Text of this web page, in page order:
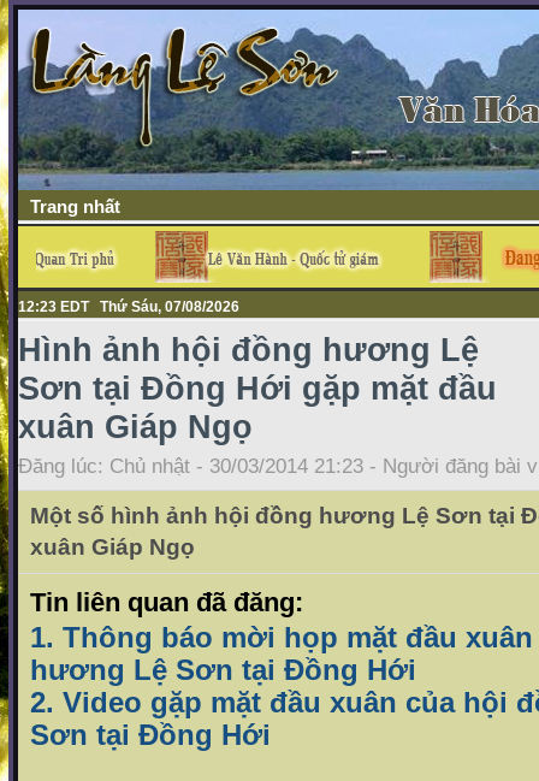
Trang nhất
12:23 EDT Thứ Sáu, 07/08/2026
Hình ảnh hội đồng hương Lệ
Sơn tại Đồng Hới gặp mặt đầu
xuân Giáp Ngọ
Đăng lúc: Chủ nhật - 30/03/2014 21:23 - Người đăng bài
Một số hình ảnh hội đồng hương Lệ Sơn tại
xuân Giáp Ngọ
Tin liên quan đã đăng:
1. Thông báo mời họp mặt đầu
hương Lệ Sơn tại Đồng Hới
2. Video gặp mặt đầu xuân của hội
Sơn tại Đồng Hới